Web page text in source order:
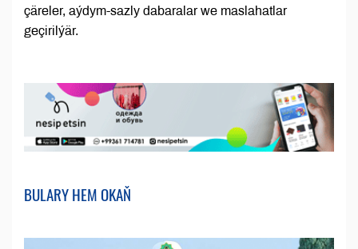
çäreler, aýdym-sazly dabaralar we maslahatlar
geçirilýär.
BULARY HEM OKAŇ